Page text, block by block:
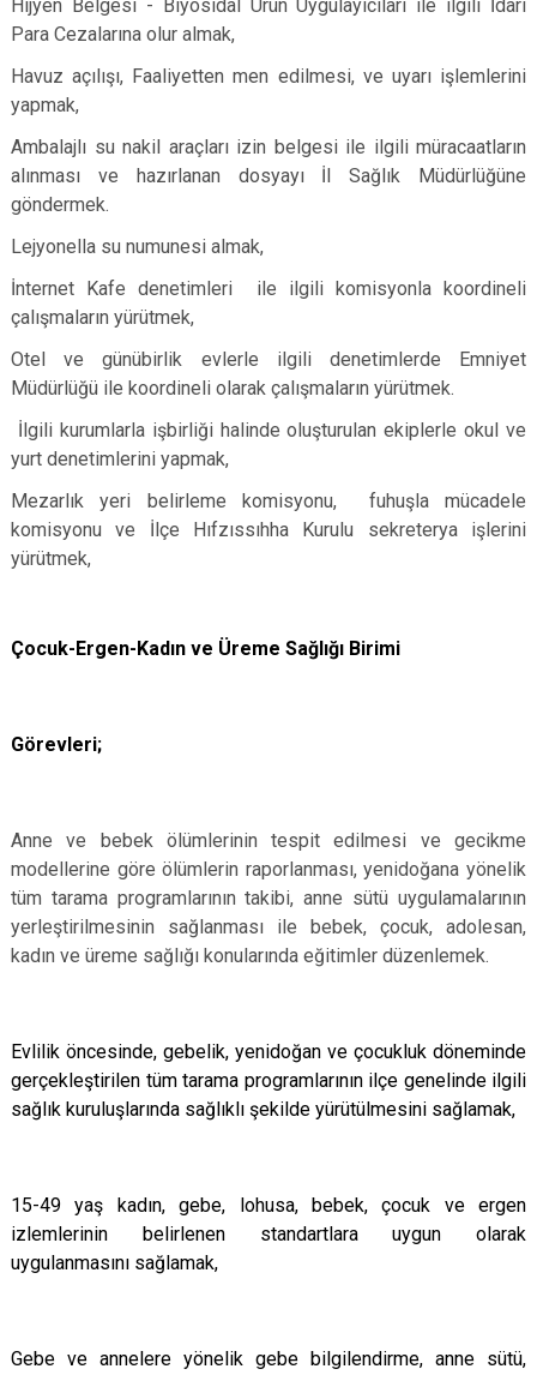
Hijyen Belgesi - Biyosidal Ürün Uygulayıcıları ile ilgili İdari
Para Cezalarına olur almak,
Havuz açılışı, Faaliyetten men edilmesi, ve uyarı işlemlerini
yapmak,
Ambalajlı su nakil araçları izin belgesi ile ilgili müracaatların
alınması ve hazırlanan dosyayı İl Sağlık Müdürlüğüne
göndermek.
Lejyonella su numunesi almak,
İnternet Kafe denetimleri ile ilgili komisyonla koordineli
çalışmaların yürütmek,
Otel ve günübirlik evlerle ilgili denetimlerde Emniyet
Müdürlüğü ile koordineli olarak çalışmaların yürütmek.
İlgili kurumlarla işbirliği halinde oluşturulan ekiplerle okul ve
yurt denetimlerini yapmak,
Mezarlık yeri belirleme komisyonu, fuhuşla mücadele
komisyonu ve İlçe Hıfzıssıhha Kurulu sekreterya işlerini
yürütmek,
Çocuk-Ergen-Kadın ve Üreme Sağlığı Birimi
Görevleri;
Anne ve bebek ölümlerinin tespit edilmesi ve gecikme
modellerine göre ölümlerin raporlanması, yenidoğana yönelik
tüm tarama programlarının takibi, anne sütü uygulamalarının
yerleştirilmesinin sağlanması ile bebek, çocuk, adolesan,
kadın ve üreme sağlığı konularında eğitimler düzenlemek.
Evlilik öncesinde, gebelik, yenidoğan ve çocukluk döneminde
gerçekleştirilen tüm tarama programlarının ilçe genelinde ilgili
sağlık kuruluşlarında sağlıklı şekilde yürütülmesini sağlamak,
15-49 yaş kadın, gebe, lohusa, bebek, çocuk ve ergen
izlemlerinin belirlenen standartlara uygun olarak
uygulanmasını sağlamak,
Gebe ve annelere yönelik gebe bilgilendirme, anne sütü,